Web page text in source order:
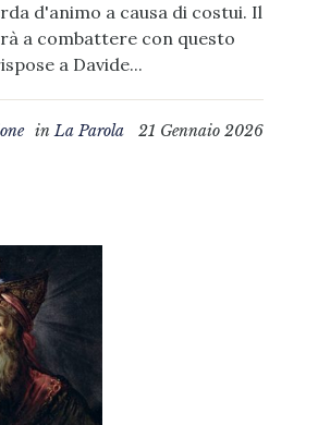
d'animo a causa di costui. Il
a combattere con questo
a Davide...
21 Gennaio 2026
inLa Parola